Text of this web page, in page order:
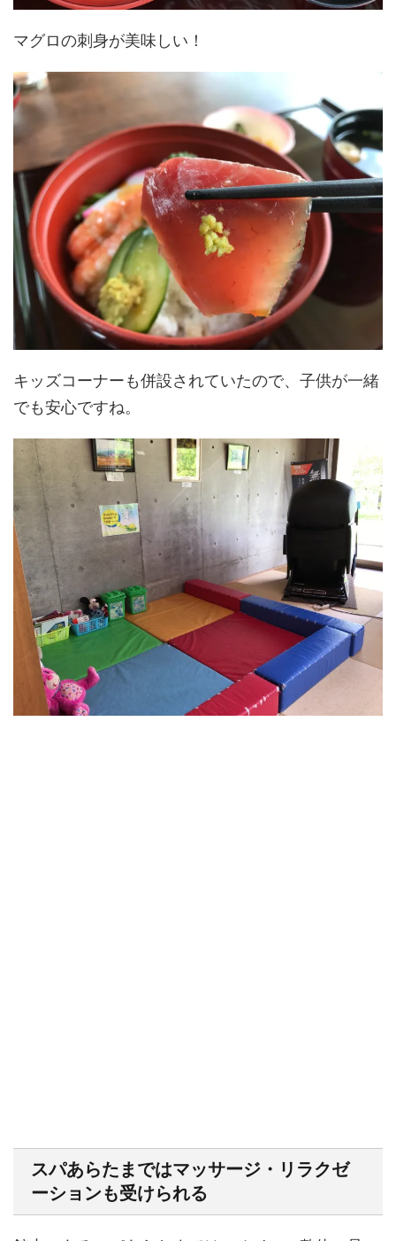
マグロの刺身が美味しい！
キッズコーナーも併設されていたので、子供が一緒
でも安心ですね。
スパあらたまではマッサージ・リラクゼ
ーションも受けられる